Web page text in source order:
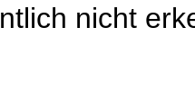
nicht